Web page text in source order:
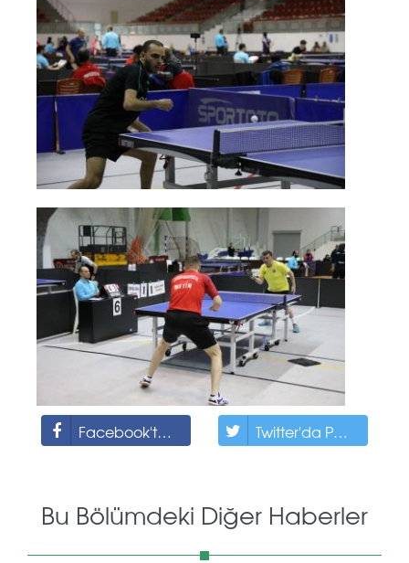
Facebook'ta Paylaş Twitter'da Paylaş
Bu Bölümdeki Diğer Haberler